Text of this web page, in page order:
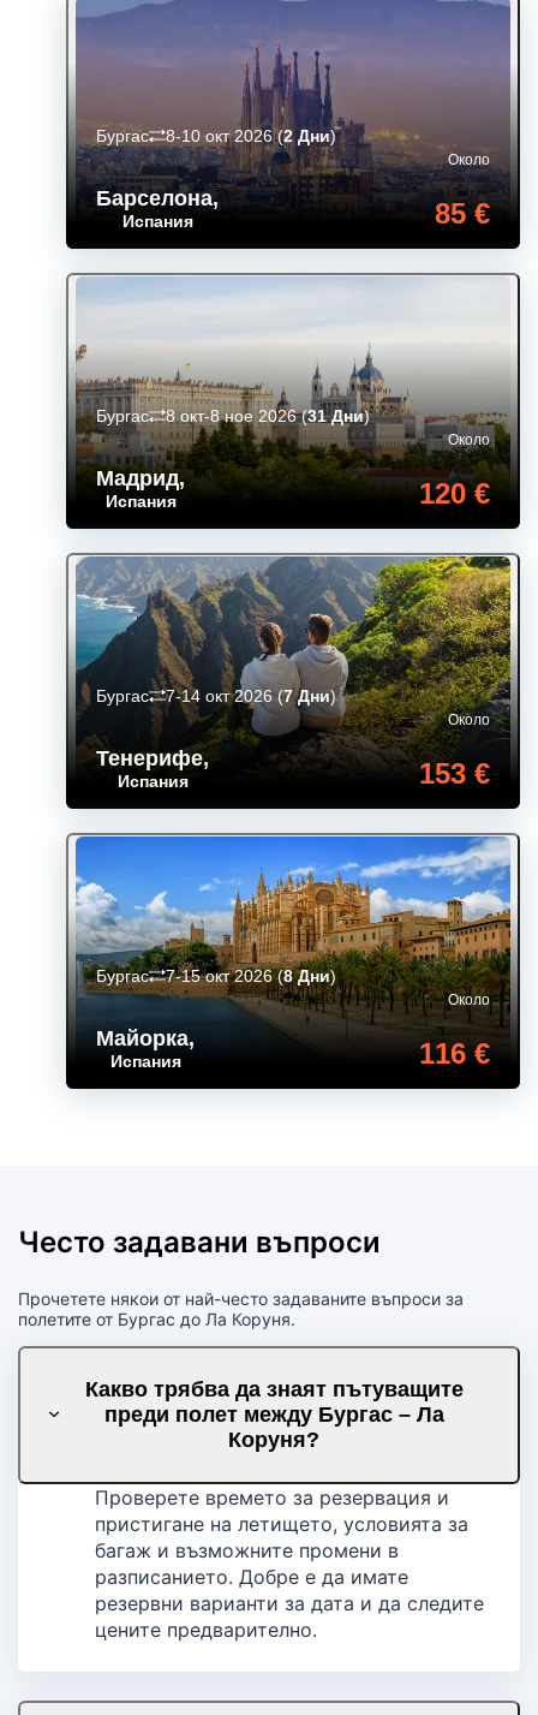
Барселона,
Испания
Около
85 €
Бургас 8-10 окт 2026(2 Дни)
Мадрид,
Испания
Около
120 €
Бургас 8 окт-8 ное 2026(31 Дни)
Тенерифе,
Испания
Около
153 €
Бургас 7-14 окт 2026(7 Дни)
Майорка,
Испания
Около
116 €
Бургас 7-15 окт 2026(8 Дни)
Често задавани въпроси
Прочетете някои от най-често задаваните въпроси за
полетите от Бургас до Ла Коруня.
Какво трябва да знаят пътуващите
преди полет между Бургас – Ла
Коруня?
Проверете времето за резервация и
пристигане на летището, условията за
багаж и възможните промени в
разписанието. Добре е да имате
резервни варианти за дата и да следите
цените предварително.